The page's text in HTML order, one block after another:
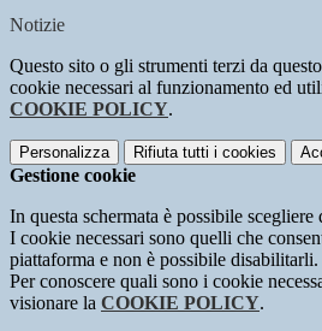
Notizie
Questo sito o gli strumenti terzi da
cookie necessari al funzionamento ed
COOKIE POLICY.
Personalizza Rifiuta tutti i cookies
Gestione cookie
In questa schermata è possibile
I cookie necessari sono quelli che
piattaforma e non è possibile disabilitarli.
Per conoscere quali sono i cookie
visionare la COOKIE POLICY.